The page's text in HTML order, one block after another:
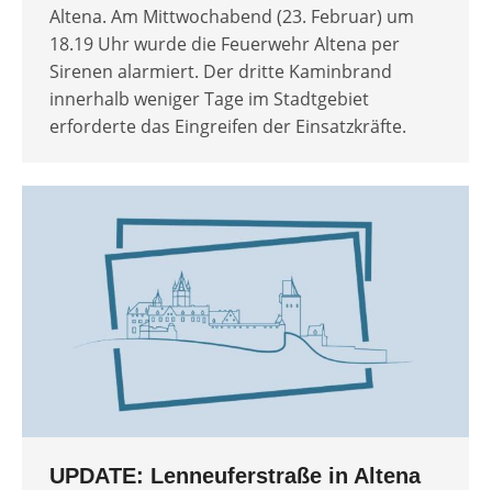
Altena. Am Mittwochabend (23. Februar) um
18.19 Uhr wurde die Feuerwehr Altena per
Sirenen alarmiert. Der dritte Kaminbrand
innerhalb weniger Tage im Stadtgebiet
erforderte das Eingreifen der Einsatzkräfte.
UPDATE: Lenneuferstraße in Altena